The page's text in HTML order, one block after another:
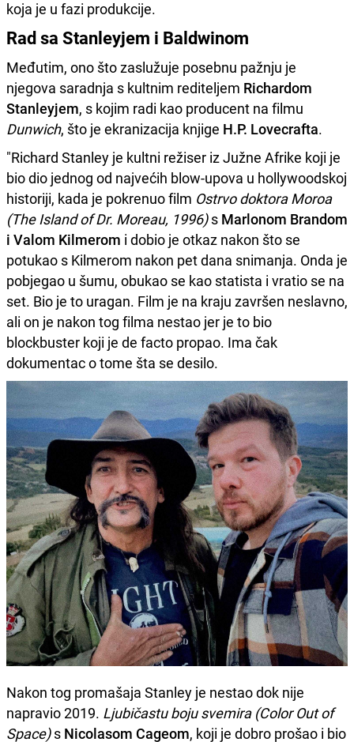
koja je u fazi produkcije.
Rad sa Stanleyjem i Baldwinom
Međutim, ono što zaslužuje posebnu pažnju je
njegova saradnja s kultnim rediteljem Richardom
Stanleyjem, s kojim radi kao producent na filmu
Dunwich, što je ekranizacija knjige H.P. Lovecrafta.
"Richard Stanley je kultni režiser iz Južne Afrike koji je
bio dio jednog od najvećih blow-upova u hollywoodskoj
historiji, kada je pokrenuo film Ostrvo doktora Moroa
(The Island of Dr. Moreau, 1996)s Marlonom Brandom
i Valom Kilmerom i dobio je otkaz nakon što se
potukao s Kilmerom nakon pet dana snimanja. Onda je
pobjegao u šumu, obukao se kao statista i vratio se na
set. Bio je to uragan. Film je na kraju završen neslavno,
ali on je nakon tog filma nestao jer je to bio
blockbuster koji je de facto propao. Ima čak
dokumentac o tome šta se desilo.
Nakon tog promašaja Stanley je nestao dok nije
napravio 2019. Ljubičastu boju svemira (Color Out of
Space)s Nicolasom Cageom, koji je dobro prošao i bio